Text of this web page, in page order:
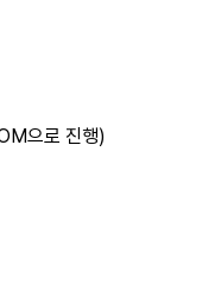
으로 진행)